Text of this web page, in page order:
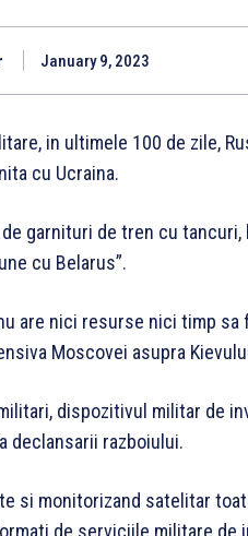
January 9, 2023
in ultimele 100 de zile,
cu Ucraina.
garnituri de tren cu
cu Belarus”.
are nici resurse nici timp
Moscovei asupra
dispozitivul militar de
declansarii razboiului.
si monitorizand satelitar
de serviciile militare de